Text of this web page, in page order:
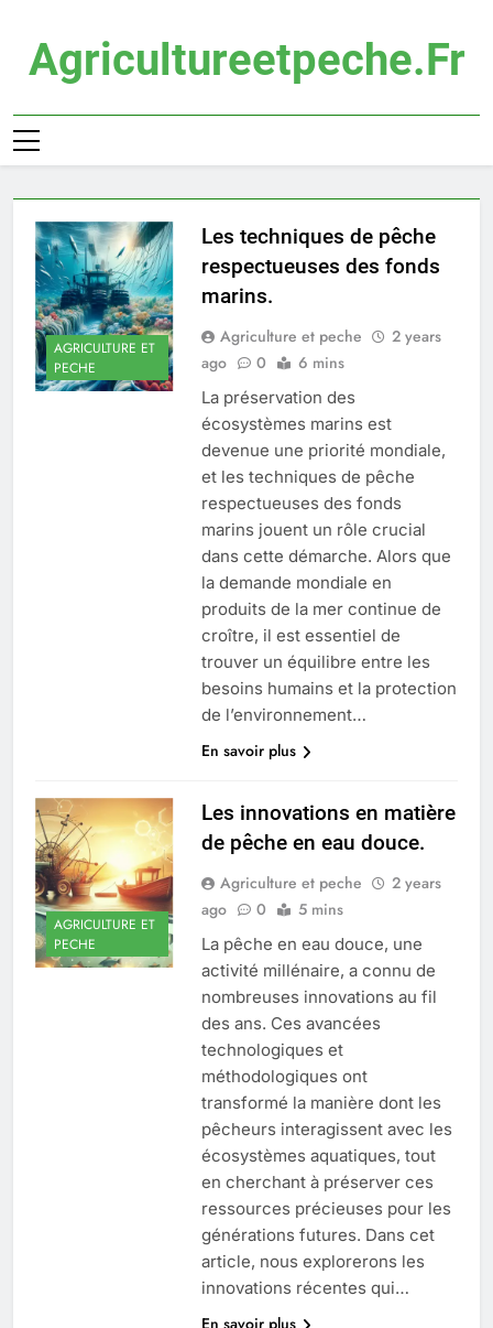
contentAgricultureetpeche.fr
AGRICULTURE ET
PECHE
Les techniques de pêche
respectueuses des fonds
marins.
Agriculture et peche
2 years
ago
0 6 mins
La préservation des
écosystèmes marins est
devenue une priorité mondiale,
et les techniques de pêche
respectueuses des fonds
marins jouent un rôle crucial
dans cette démarche. Alors que
la demande mondiale en
produits de la mer continue de
croître, il est essentiel de
trouver un équilibre entre les
besoins humains et la protection
de l’environnement…
En savoir plus
AGRICULTURE ET
PECHE
Les innovations en matière
de pêche en eau douce.
Agriculture et peche
2 years
ago
0 5 mins
La pêche en eau douce, une
activité millénaire, a connu de
nombreuses innovations au fil
des ans. Ces avancées
technologiques et
méthodologiques ont
transformé la manière dont les
pêcheurs interagissent avec les
écosystèmes aquatiques, tout
en cherchant à préserver ces
ressources précieuses pour les
générations futures. Dans cet
article, nous explorerons les
innovations récentes qui…